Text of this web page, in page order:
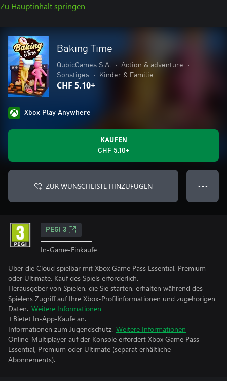
Zu Hauptinhalt springen
Baking Time
QubicGames S.A. • Action & adventure
•
Sonstiges
• Kinder & Familie
CHF 5.10+
Xbox Play Anywhere
KAUFEN
CHF 5.10+
ZUR WUNSCHLISTE HINZUFÜGEN ● ● ●
PEGI 3
In-Game-Einkäufe
Über die Cloud spielbar mit Xbox Game Pass Essential, Premium
oder Ultimate. Kauf des Spiels erforderlich.
Herausgeber von Spielen, die Sie starten, erhalten während des
Spielens Zugriff auf Ihre Xbox-Profilinformationen und zugehörigen
Daten. Weitere Informationen
+Bietet In-App-Käufe an.
Informationen zum Jugendschutz. Weitere Informationen
Online-Multiplayer auf der Konsole erfordert Xbox Game Pass
Essential, Premium oder Ultimate (separat erhältliche
Abonnements).